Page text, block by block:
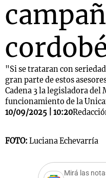
"Si se trataran con
gran parte de estos
Cadena 3 la legisladora del
funcionamiento de la
10/09/2025 | 10:20
FOTO: Luciana Echevarría
Mirá las